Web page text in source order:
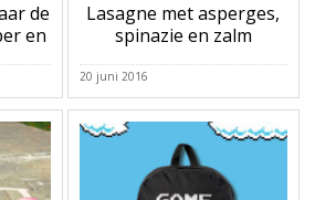
de
en
Lasagne met asperges,
spinazie en zalm
20 juni 2016